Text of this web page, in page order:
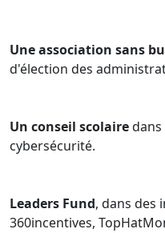
Une association sans
d'élection des
Un conseil scolaire
cybersécurité.
Leaders Fund, dans des
360incentives,